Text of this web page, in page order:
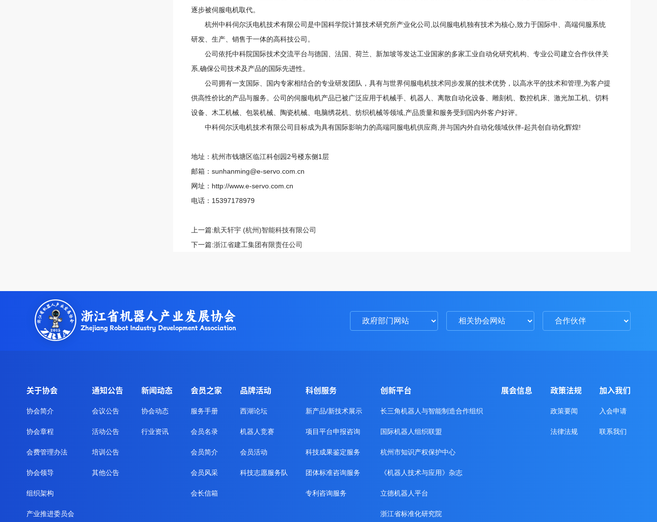
逐步被伺服电机取代。
杭州中科伺尔沃电机技术有限公司是中国科学院计算技术研究所产业化公司,以伺服电机独有技术为核心,致力于国际中、高端伺服系统
研发、生产、销售于一体的高科技公司。
公司依托中科院国际技术交流平台与德国、法国、荷兰、新加坡等发达工业国家的多家工业自动化研究机构、专业公司建立合作伙伴关
系,确保公司技术及产品的国际先进性。
公司拥有一支国际、国内专家相结合的专业研发团队，具有与世界伺服电机技术同步发展的技术优势，以高水平的技术和管理,为客户提
供高性价比的产品与服务。公司的伺服电机产品已被广泛应用于机械手、机器人、离散自动化设备、雕刻机、数控机床、激光加工机、切料
设备、木工机械、包装机械、陶瓷机械、电脑绣花机、纺织机械等领域,产品质量和服务受到国内外客户好评。
中科伺尔沃电机技术有限公司目标成为具有国际影响力的高端同服电机供应商,并与国内外自动化领域伙伴-起共创自动化辉煌!
地址：杭州市钱塘区临江科创园2号楼东侧1层
邮箱 ：sunhanming@e-servo .com.cn
网址 ： http://www.e-servo.com.cn
电话 ： 15397178979
上一篇:航天轩宇 (杭州)智能科技有限公司
下一篇:浙江省建工集团有限责任公司
关于协会
协会简介
协会章程
会费管理办法
协会领导
组织架构
产业推进委员会
通知公告
会议公告
活动公告
培训公告
其他公告
新闻动态
协会动态
行业资讯
会员之家
服务手册
会员名录
会员简介
会员风采
会长信箱
品牌活动
西湖论坛
机器人竞赛
会员活动
科技志愿服务队
科创服务
新产品/新技术展示
项目平台申报咨询
科技成果鉴定服务
团体标准咨询服务
专利咨询服务
创新平台
长三角机器人与智能制造合作组织
国际机器人组织联盟
杭州市知识产权保护中心
《机器人技术与应用》杂志
立德机器人平台
浙江省标准化研究院
展会信息 政策法规
政策要闻
法律法规
加入我们
入会申请
联系我们